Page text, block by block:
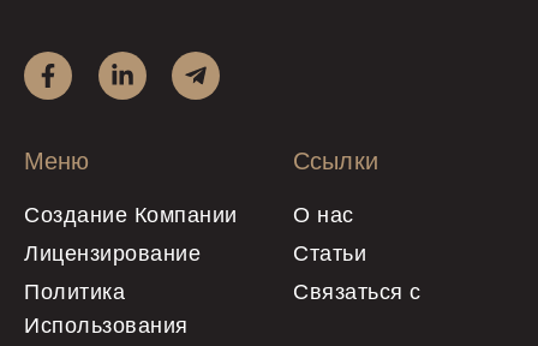
Меню
Создание Компании
Лицензирование
Политика
Использования
Ссылки
О нас
Статьи
Связаться с